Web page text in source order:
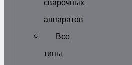
сварочных
аппаратов
Все
типы